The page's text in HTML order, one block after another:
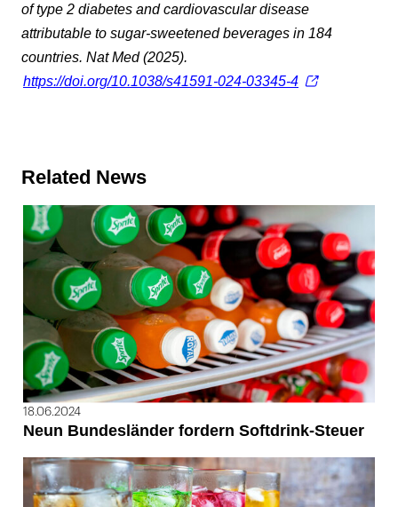
of type 2 diabetes and cardiovascular disease
attributable to sugar-sweetened beverages in 184
countries. Nat Med(2025).
https://doi.org/10.1038/s41591-024-03345-4
Related News
18.06.2024
Neun Bundesländer fordern Softdrink-Steuer